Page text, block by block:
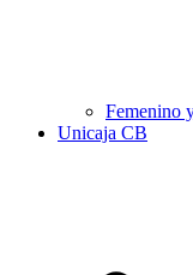
Femenino
Unicaja CB